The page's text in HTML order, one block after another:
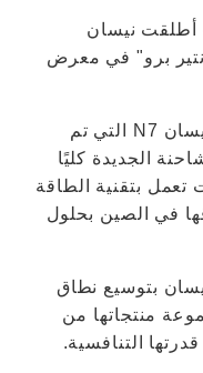
الصين (24 أبريل 2025) - أطلقت نيسان
برو" في معرض
وبالإضافة إلى سيارة دونغ فينغ - نيسان N7 التي تم
الجديدة كليًا
تعمل بتقنية الطاقة
في الصين بحلول
بتوسيع نطاق
منتجاتها من
التنافسية.